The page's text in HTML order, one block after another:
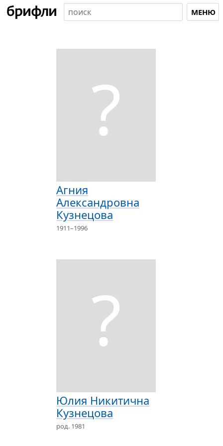
МЕНЮ
?
Агния
Александровна
Кузнецова
1911–1996
?
Юлия Никитична
Кузнецова
род. 1981